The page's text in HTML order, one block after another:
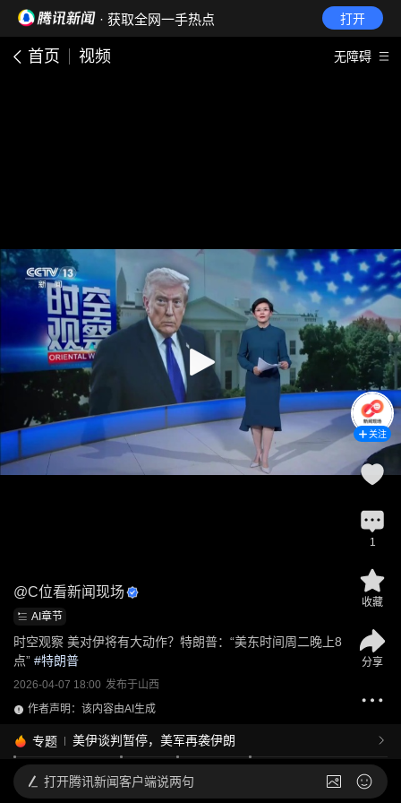
· 获取全网一手热点 打开
首页 视频 无障碍
@C位看新闻现场
AI章节
时空观察 美对伊将有大动作？特朗普：“美东时间周二晚上8
点” #特朗普
2026-04-07 18:00 发布于山西
作者声明：该内容由AI生成
专题 美伊谈判暂停，美军再袭伊朗
关注
1
收藏
分享
打开腾讯新闻客户端说两句